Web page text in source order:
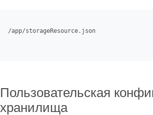
/app/storageResource.json
Пользовательская
хранилища